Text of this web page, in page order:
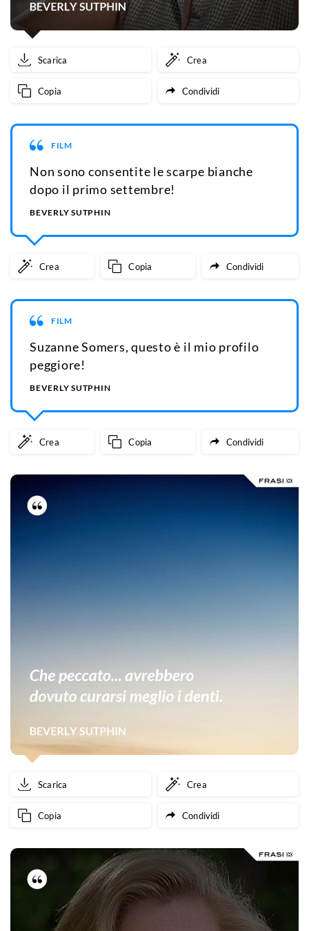
Scarica Crea
Copia Condividi
FILM
Non sono consentite le scarpe bianche
dopo il primo settembre!
BEVERLY SUTPHIN
Crea Copia Condividi
FILM
Suzanne Somers, questo è il mio profilo
peggiore!
BEVERLY SUTPHIN
Crea Copia Condividi
Scarica Crea
Copia Condividi